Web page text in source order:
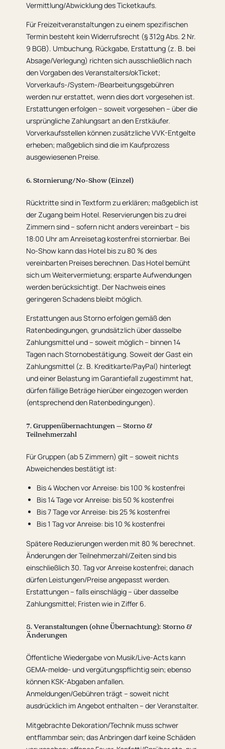
Vermittlung/Abwicklung des Ticketkaufs.
Für Freizeitveranstaltungen zu einem spezifischen
Termin besteht kein Widerrufsrecht (§ 312g Abs. 2 Nr.
9 BGB). Umbuchung, Rückgabe, Erstattung (z. B. bei
Absage/Verlegung) richten sich ausschließlich nach
den Vorgaben des Veranstalters/okTicket;
Vorverkaufs-/System-/Bearbeitungsgebühren
werden nur erstattet, wenn dies dort vorgesehen ist.
Erstattungen erfolgen – soweit vorgesehen – über die
ursprüngliche Zahlungsart an den Erstkäufer.
Vorverkaufsstellen können zusätzliche VVK-Entgelte
erheben; maßgeblich sind die im Kaufprozess
ausgewiesenen Preise.
6. Stornierung/No-Show (Einzel)
Rücktritte sind in Textform zu erklären; maßgeblich ist
der Zugang beim Hotel. Reservierungen bis zu drei
Zimmern sind – sofern nicht anders vereinbart – bis
18:00 Uhr am Anreisetag kostenfrei stornierbar. Bei
No-Show kann das Hotel bis zu 80 % des
vereinbarten Preises berechnen. Das Hotel bemüht
sich um Weitervermietung; ersparte Aufwendungen
werden berücksichtigt. Der Nachweis eines
geringeren Schadens bleibt möglich.
Erstattungen aus Storno erfolgen gemäß den
Ratenbedingungen, grundsätzlich über dasselbe
Zahlungsmittel und – soweit möglich – binnen 14
Tagen nach Stornobestätigung. Soweit der Gast ein
Zahlungsmittel (z. B. Kreditkarte/PayPal) hinterlegt
und einer Belastung im Garantiefall zugestimmt hat,
dürfen fällige Beträge hierüber eingezogen werden
(entsprechend den Ratenbedingungen).
7. Gruppenübernachtungen – Storno &
Teilnehmerzahl
Für Gruppen (ab 5 Zimmern) gilt – soweit nichts
Abweichendes bestätigt ist:
Bis 4 Wochen vor Anreise: bis 100 % kostenfrei
Bis 14 Tage vor Anreise: bis 50 % kostenfrei
Bis 7 Tage vor Anreise: bis 25 % kostenfrei
Bis 1 Tag vor Anreise: bis 10 % kostenfrei
Spätere Reduzierungen werden mit 80 % berechnet.
Änderungen der Teilnehmerzahl/Zeiten sind bis
einschließlich 30. Tag vor Anreise kostenfrei; danach
dürfen Leistungen/Preise angepasst werden.
Erstattungen – falls einschlägig – über dasselbe
Zahlungsmittel; Fristen wie in Ziffer 6.
8. Veranstaltungen (ohne Übernachtung): Storno &
Änderungen
Öffentliche Wiedergabe von Musik/Live-Acts kann
GEMA-melde- und vergütungspflichtig sein; ebenso
können KSK-Abgaben anfallen.
Anmeldungen/Gebühren trägt – soweit nicht
ausdrücklich im Angebot enthalten – der Veranstalter.
Mitgebrachte Dekoration/Technik muss schwer
entflammbar sein; das Anbringen darf keine Schäden